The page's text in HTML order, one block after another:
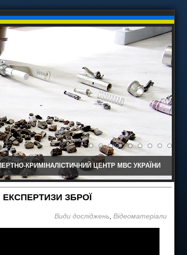
КРИМІНАЛІСТИЧНИЙ ЦЕНТР МВС УКРАЇНИ
ЗБРОЇ
Види досліджень Відеоматеріали